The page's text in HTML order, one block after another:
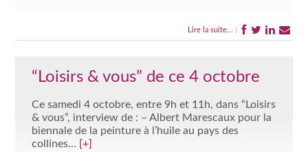
Lire la suite...
“Loisirs & vous” de ce 4 octobre
Ce samedi 4 octobre, entre 9h et 11h, dans “Loisirs
& vous”, interview de : – Albert Marescaux pour la
biennale de la peinture à l’huile au pays des
collines… [+]